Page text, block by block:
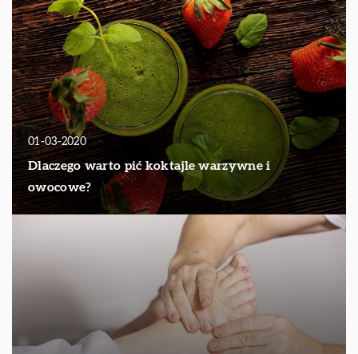
01-03-2020
Dlaczego warto pić koktajle warzywne i
owocowe?